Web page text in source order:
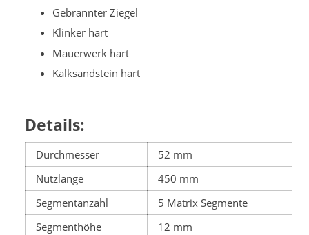
Gebrannter Ziegel
Klinker hart
Mauerwerk hart
Kalksandstein hart
Details:
Durchmesser
52 mm
Nutzlänge
450 mm
Segmentanzahl
5 Matrix Segmente
Segmenthöhe
12 mm